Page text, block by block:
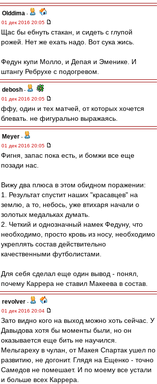
Olddima -
01 дек 2016 20:05
Щас бы ебнуть стакан, и сидеть с глупой
рожей. Нет же ехать надо. Вот сука жись.
Федун купи Молло, и Депая и Эменике. И
штангу Ребрухе с подогревом.
debosh -
01 дек 2016 20:05
ффу, один и тех матчей, от которых хочется
блевать. не фигурально выражаясь.
Meyer -
01 дек 2016 20:05
Фигня, запас пока есть, и бомжи все еще
позади нас.
Вижу два плюса в этом обидном поражении:
1. Результат спустит наших "красавцев" на
землю, а то, небось, уже втихаря начали о
золотых медальках думать.
2. Четкий и однозначный намек Федуну, что
необходимо, просто кровь из носу, необходимо
укреплять состав действительно
качественными футболистами.
Для себя сделал еще один вывод - понял,
почему Каррера не ставил Макеева в состав.
revolver -
01 дек 2016 20:04
Зато видно кого на выход можно хоть сейчас. У
Давыдова хотя бы моменты были, но он
оказывается еще бить не научился.
Мельгареху в чулан, от Макея Спартак ушел по
развитию, не догонит. Глядя на Ещенко - точно
Самедов не помешает. И по моему все устали
и больше всех Каррера.